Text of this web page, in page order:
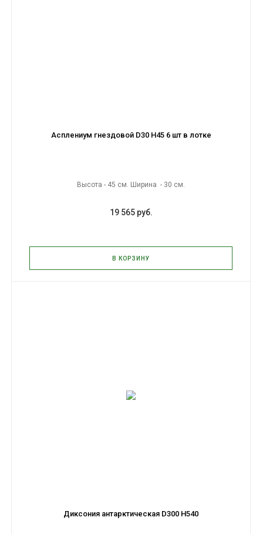
Асплениум гнездовой D30 H45 6 шт в лотке
Высота - 45 см. Ширина - 30 см.
19 565 руб.
В КОРЗИНУ
Диксония антарктическая D300 H540